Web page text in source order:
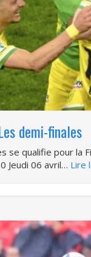
demi-finales
se qualifie pour la
Jeudi 06 avril… Lire